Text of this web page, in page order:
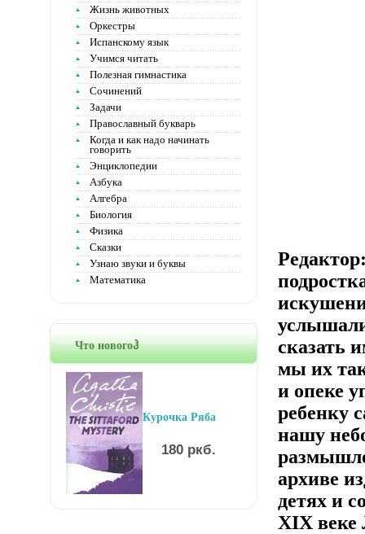
Жизнь животных
Оркестры
Испанскому язык
Учимся читать
Полезная гимнастика
Сочинений
Задачи
Православный букварь
Когда и как надо начинать
говорить
Энциклопедии
Азбука
Алгебра
Биология
Физика
Сказки
Узнаю звуки и буквы
Математика
Что новогоჰ
Курочка Ряба
180 ркб.
сказать
мы их
и опеке
ребенку
нашу
архиве
детях и
XIX веке